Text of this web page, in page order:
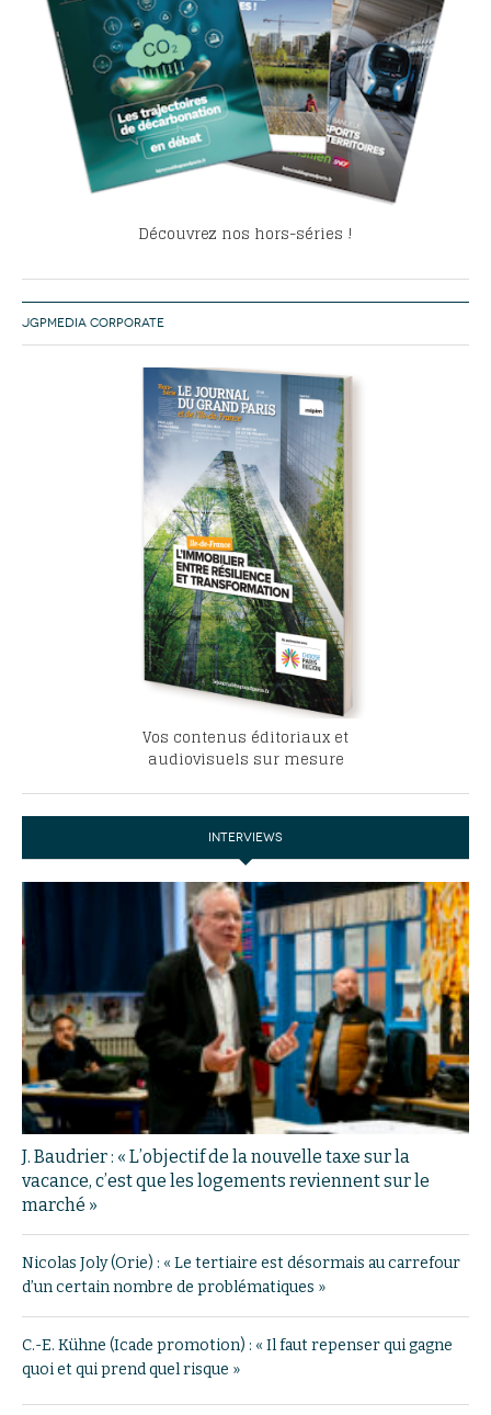
Découvrez nos hors-séries !
JGPMEDIA CORPORATE
Vos contenus éditoriaux et
audiovisuels sur mesure
INTERVIEWS
J. Baudrier : « L’objectif de la nouvelle taxe sur la
vacance, c’est que les logements reviennent sur le
marché »
Nicolas Joly (Orie) : « Le tertiaire est désormais au carrefour
d’un certain nombre de problématiques »
C.-E. Kühne (Icade promotion) : « Il faut repenser qui gagne
quoi et qui prend quel risque »